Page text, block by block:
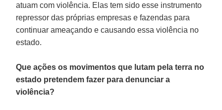
atuam com violência. Elas tem sido esse instrumento
repressor das próprias empresas e fazendas para
continuar ameaçando e causando essa violência no
estado.
Que ações os movimentos que lutam pela terra no
estado pretendem fazer para denunciar a
violência?